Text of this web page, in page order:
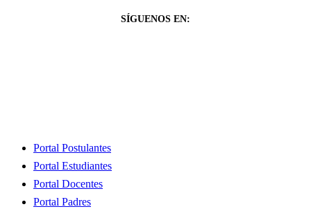
SÍGUENOS EN:
Close
Portal Postulantes
Portal Estudiantes
Portal Docentes
Portal Padres